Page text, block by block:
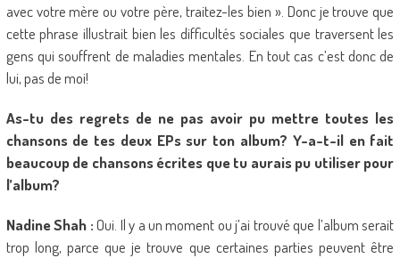
avec votre mère ou votre père, traitez-les bien ». Donc je trouve que
cette phrase illustrait bien les difficultés sociales que traversent les
gens qui souffrent de maladies mentales. En tout cas c’est donc de
lui, pas de moi!
As-tu des regrets de ne pas avoir pu mettre toutes les
chansons de tes deux EPs sur ton album? Y-a-t-il en fait
beaucoup de chansons écrites que tu aurais pu utiliser pour
l’album?
Nadine Shah :Oui. Il y a un moment ou j’ai trouvé que l’album serait
trop long, parce que je trouve que certaines parties peuvent être